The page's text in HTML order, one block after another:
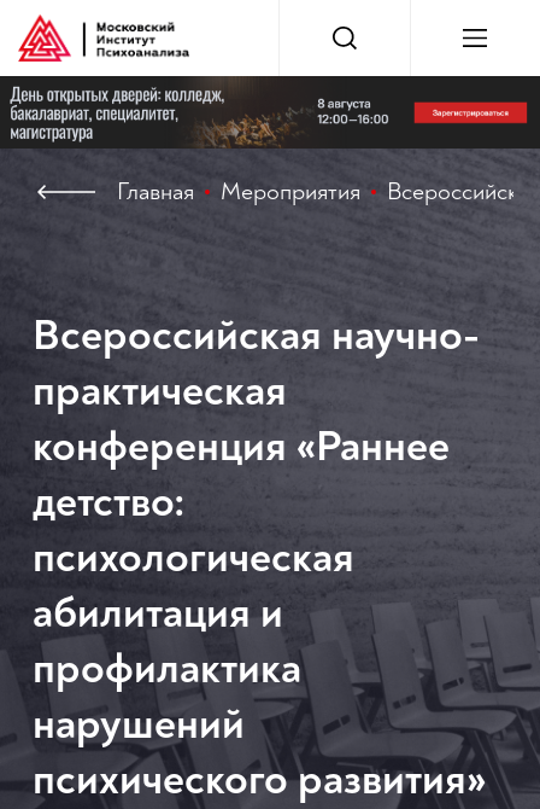
Главная Мероприятия
Всероссийская научно-
практическая
конференция «Раннее
детство:
психологическая
абилитация и
профилактика
нарушений
психического развития»